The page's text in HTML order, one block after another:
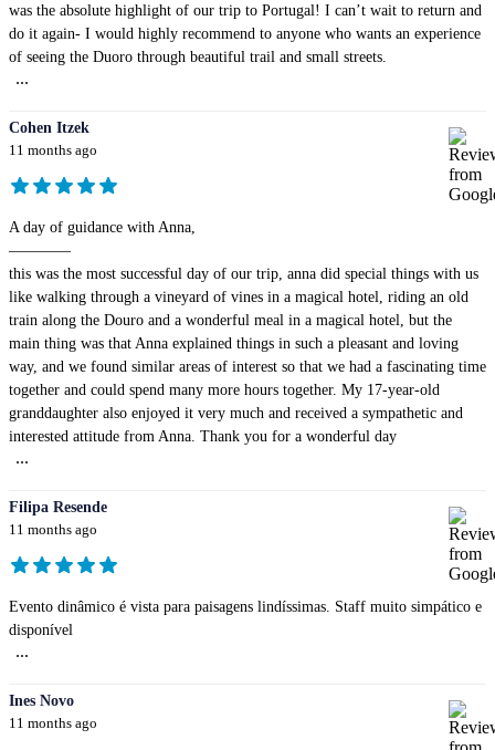
was the absolute highlight of our trip to Portugal! I can’t wait to return and
do it again- I would highly recommend to anyone who wants an experience
of seeing the Duoro through beautiful trail and small streets.
...
Cohen Itzek
11 months ago
A day of guidance with Anna,
————
this was the most successful day of our trip, anna did special things with us
like walking through a vineyard of vines in a magical hotel, riding an old
train along the Douro and a wonderful meal in a magical hotel, but the
main thing was that Anna explained things in such a pleasant and loving
way, and we found similar areas of interest so that we had a fascinating time
together and could spend many more hours together. My 17-year-old
granddaughter also enjoyed it very much and received a sympathetic and
interested attitude from Anna. Thank you for a wonderful day
...
Filipa Resende
11 months ago
Evento dinâmico é vista para paisagens lindíssimas. Staff muito simpático e
disponível
...
Ines Novo
11 months ago